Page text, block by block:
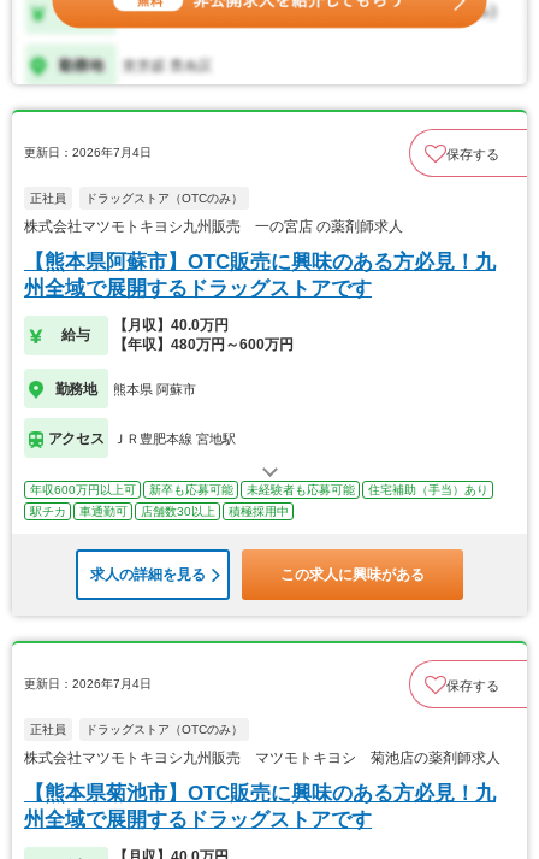
更新日：2026年7月4日 保存する
正社員 ドラッグストア（OTCのみ）
株式会社マツモトキヨシ九州販売 一の宮店 の薬剤師求人
【熊本県阿蘇市】OTC販売に興味のある方必見！九
州全域で展開するドラッグストアです
給与
【月収】40.0万円
【年収】480万円～600万円
勤務地 熊本県 阿蘇市
アクセス ＪＲ豊肥本線 宮地駅
年収600万円以上可 新卒も応募可能 未経験者も応募可能
住宅補助（手当）あり
駅チカ
車通勤可 店舗数30以上 積極採用中
求人の詳細を見る この求人に興味がある
更新日：2026年7月4日 保存する
正社員 ドラッグストア（OTCのみ）
株式会社マツモトキヨシ九州販売 マツモトキヨシ 菊池店の薬剤師求人
【熊本県菊池市】OTC販売に興味のある方必見！九
州全域で展開するドラッグストアです